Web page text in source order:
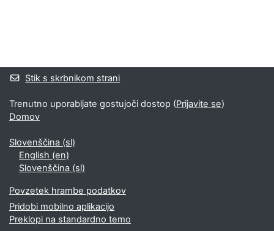
Stik s skrbnikom strani
Trenutno uporabljate gostujoči dostop (Prijavite se)
Domov
Slovenščina ‎(sl)‎
English ‎(en)‎
Slovenščina ‎(sl)‎
Povzetek hrambe podatkov
Pridobi mobilno aplikacijo
Preklopi na standardno temo